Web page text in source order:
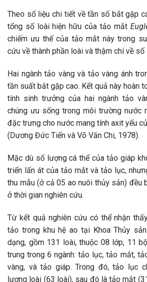
Theo số liệu chi tiết về tần số bắt gặp
tổng số loài hiện hữu của tảo mắt
chiếm ưu thế của tảo mắt này trong
cứu về thành phần loài và thậm chí về số
Hai ngành tảo vàng và tảo vàng ánh
tần suất bắt gặp cao. Kết quả này hoàn
tính sinh trưởng của hai ngành tảo
chúng ưu sống trong môi trường nước
đặc trưng cho nước mang tính axit yếu
(Dương Đức Tiến và Võ Văn Chi, 1978).
Mặc dù số lượng cá thể của tảo giáp
triển lấn át của tảo mắt và tảo lục,
thu mẫu (ở cả 05 ao nuôi thủy sản) đều
ở thời gian nghiên cứu.
Từ kết quả nghiên cứu có thể nhận
tảo trong khu hệ ao tại Khoa Thủy
dạng, gồm 131 loài, thuộc 08 lớp, 11
trung trong 6 ngành: tảo lục, tảo mắt,
vàng, và tảo giáp. Trong đó, tảo lục
lượng loài (63 loài), sau đó là tảo mắt